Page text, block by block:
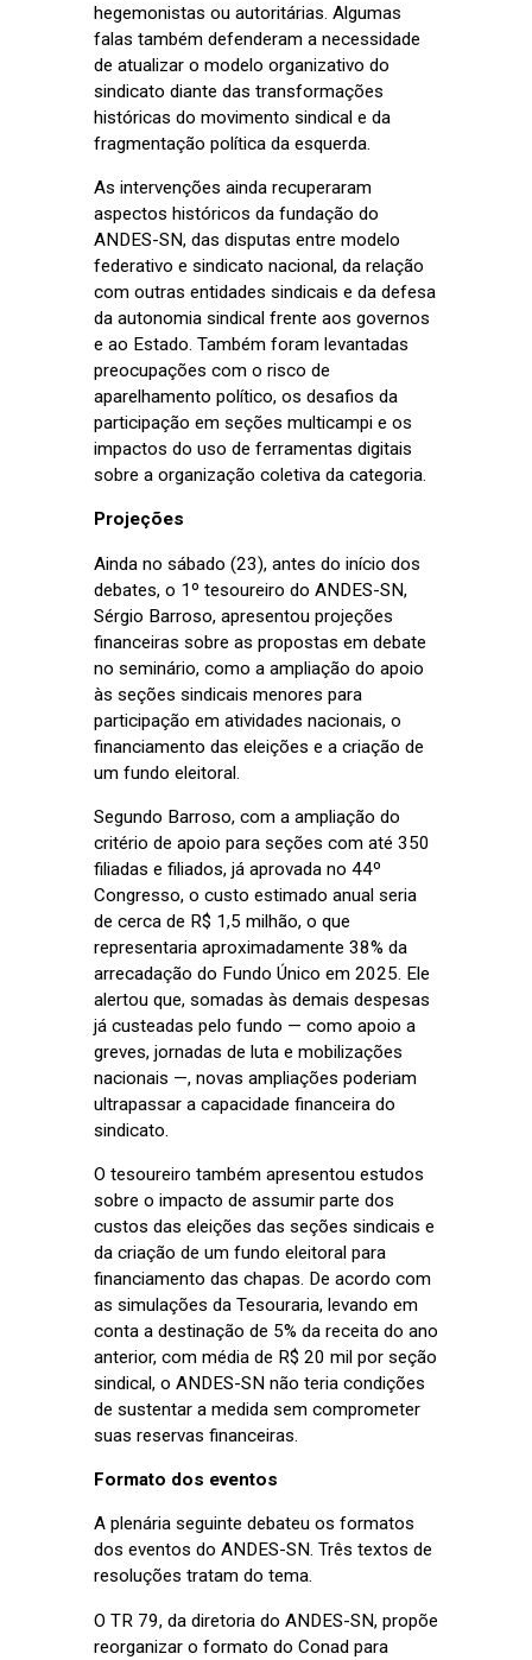
hegemonistas ou autoritárias. Algumas
falas também defenderam a necessidade
de atualizar o modelo organizativo do
sindicato diante das transformações
históricas do movimento sindical e da
fragmentação política da esquerda.
As intervenções ainda recuperaram
aspectos históricos da fundação do
ANDES-SN, das disputas entre modelo
federativo e sindicato nacional, da relação
com outras entidades sindicais e da defesa
da autonomia sindical frente aos governos
e ao Estado. Também foram levantadas
preocupações com o risco de
aparelhamento político, os desafios da
participação em seções multicampi e os
impactos do uso de ferramentas digitais
sobre a organização coletiva da categoria.
Projeções
Ainda no sábado (23), antes do início dos
debates, o 1º tesoureiro do ANDES-SN,
Sérgio Barroso, apresentou projeções
financeiras sobre as propostas em debate
no seminário, como a ampliação do apoio
às seções sindicais menores para
participação em atividades nacionais, o
financiamento das eleições e a criação de
um fundo eleitoral.
Segundo Barroso, com a ampliação do
critério de apoio para seções com até 350
filiadas e filiados, já aprovada no 44º
Congresso, o custo estimado anual seria
de cerca de R$ 1,5 milhão, o que
representaria aproximadamente 38% da
arrecadação do Fundo Único em 2025. Ele
alertou que, somadas às demais despesas
já custeadas pelo fundo — como apoio a
greves, jornadas de luta e mobilizações
nacionais —, novas ampliações poderiam
ultrapassar a capacidade financeira do
sindicato.
O tesoureiro também apresentou estudos
sobre o impacto de assumir parte dos
custos das eleições das seções sindicais e
da criação de um fundo eleitoral para
financiamento das chapas. De acordo com
as simulações da Tesouraria, levando em
conta a destinação de 5% da receita do ano
anterior, com média de R$ 20 mil por seção
sindical, o ANDES-SN não teria condições
de sustentar a medida sem comprometer
suas reservas financeiras.
Formato dos eventos
A plenária seguinte debateu os formatos
dos eventos do ANDES-SN. Três textos de
resoluções tratam do tema.
O TR 79, da diretoria do ANDES-SN, propõe
reorganizar o formato do Conad para